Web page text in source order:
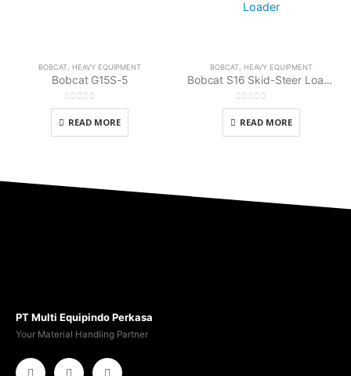
BOBCAT HEAVY EQUIPMENT
Bobcat G15S-5
0out of 5
READ MORE
BOBCAT HEAVY EQUIPMENT
Bobcat S16 Skid-Steer Loader
0out of 5
READ MORE
PT Multi Equipindo Perkasa
Your Material Handling Partner